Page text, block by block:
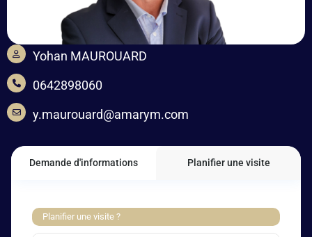
Yohan MAUROUARD
0642898060
y.maurouard@amarym.com
Demande d'informations Planifier une visite
Planifier une visite ?